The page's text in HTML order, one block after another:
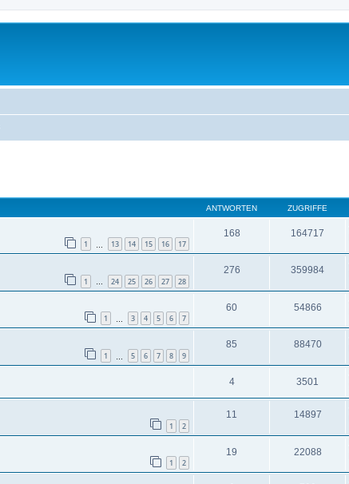
ANTWORTEN ZUGRIFFE
1 13 14 15 16 17
168 164717
1 … 24 25 26 27 28
276 359984
1 3 4 5 6 7
60 54866
1 5 6 7 8 9
85 88470
4 3501
1 2
11 14897
1 2
19 22088